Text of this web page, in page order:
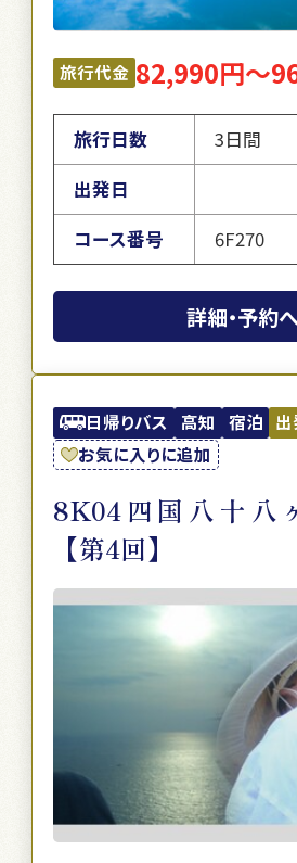
旅行代金 82,990円～
旅行日数
3日間
出発日
コース番号
6F270
詳細・予約
日帰りバス 高知 宿泊
お気に入りに追加
8K04四国八十八
【第4回】